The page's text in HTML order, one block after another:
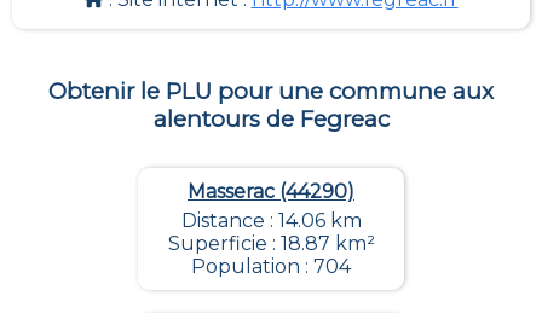
Obtenir le PLU pour une commune aux
alentours de Fegreac
Masserac (44290)
Distance : 14.06 km
Superficie : 18.87 km²
Population : 704